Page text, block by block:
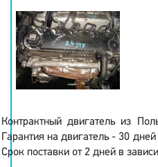
Контрактный двигатель из
Гарантия на двигатель - 30
Срок поставки от 2 дней в